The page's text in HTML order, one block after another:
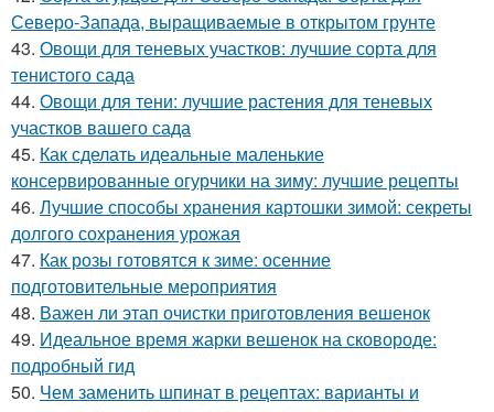
Северо-Запада, выращиваемые в открытом грунте
43. Овощи для теневых участков: лучшие сорта для
тенистого сада
44. Овощи для тени: лучшие растения для теневых
участков вашего сада
45. Как сделать идеальные маленькие
консервированные огурчики на зиму: лучшие рецепты
46. Лучшие способы хранения картошки зимой: секреты
долгого сохранения урожая
47. Как розы готовятся к зиме: осенние
подготовительные мероприятия
48. Важен ли этап очистки приготовления вешенок
49. Идеальное время жарки вешенок на сковороде:
подробный гид
50. Чем заменить шпинат в рецептах: варианты и